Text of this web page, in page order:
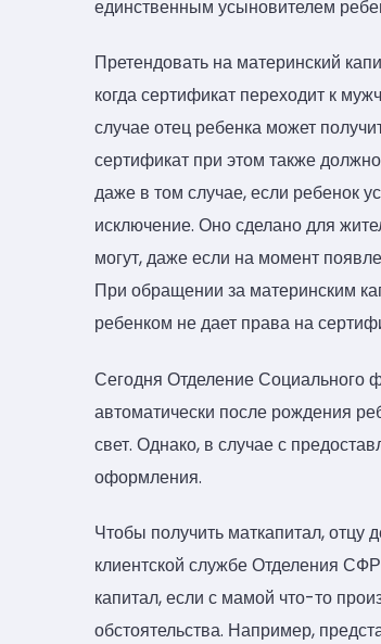
единственным усыновителем
Претендовать на материнский
когда сертификат переходит к
случае отец ребенка может
сертификат при этом также
даже в том случае, если ребенок
исключение. Оно сделано для
могут, даже если на момент
При обращении за материнским
ребенком не дает права на
Сегодня Отделение Социального
автоматически после рождения
свет. Однако, в случае с
оформления.
Чтобы получить маткапитал, отцу
клиентской службе Отделения
капитал, если с мамой что-то
обстоятельства. Например,